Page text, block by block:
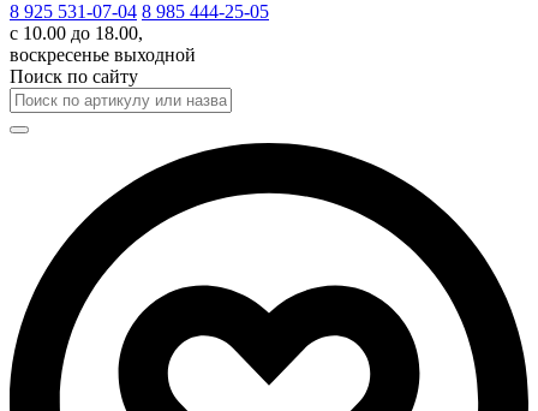
8 925 531-07-04 8 985 444-25-05
с 10.00 до 18.00,
воскресенье выходной
Поиск по сайту